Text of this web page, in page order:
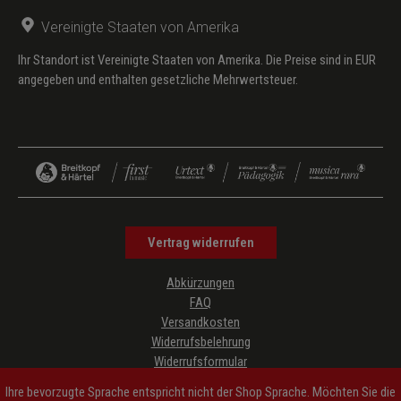
Vereinigte Staaten von Amerika
Ihr Standort ist Vereinigte Staaten von Amerika. Die Preise sind in EUR
angegeben und enthalten gesetzliche Mehrwertsteuer.
Vertrag widerrufen
Abkürzungen
FAQ
Versandkosten
Widerrufsbelehrung
Widerrufsformular
Ihre bevorzugte Sprache entspricht nicht der Shop Sprache. Möchten Sie die